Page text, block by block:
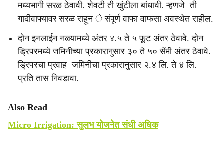
मध्यभागी सरळ ठेवावी. शेवटी ती खुंटीला बांधावी. म्हणजे ती
गादीवाफ्यावर सरळ राहून े संपूर्ण वाफा वाफसा अवस्थेत राहील.
दोन इनलाईन नळ्यामध्ये अंतर ४.५ ते ५ फूट अंतर ठेवावे. दोन
ड्रिपरमध्ये जमिनीच्या प्रकारानुसार ३० ते ५० सेंमी अंतर ठेवावे.
ड्रिपरचा प्रवाह जमिनीचा प्रकारानुसार २.४ लि. ते ४ लि.
प्रति तास निवडावा.
Also Read
Micro Irrigation: सुलभ योजनेत संधी अधिक